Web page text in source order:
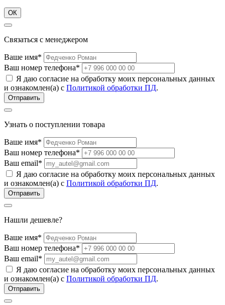
ОК
Связаться с менеджером
Ваше имя*
Ваш номер телефона*
Я даю согласие на обработку моих персональных данных
и ознакомлен(а) с Политикой обработки ПД.
Узнать о поступлении товара
Ваше имя*
Ваш номер телефона*
Ваш email*
Я даю согласие на обработку моих персональных данных
и ознакомлен(а) с Политикой обработки ПД.
Нашли дешевле?
Ваше имя*
Ваш номер телефона*
Ваш email*
Я даю согласие на обработку моих персональных данных
и ознакомлен(а) с Политикой обработки ПД.